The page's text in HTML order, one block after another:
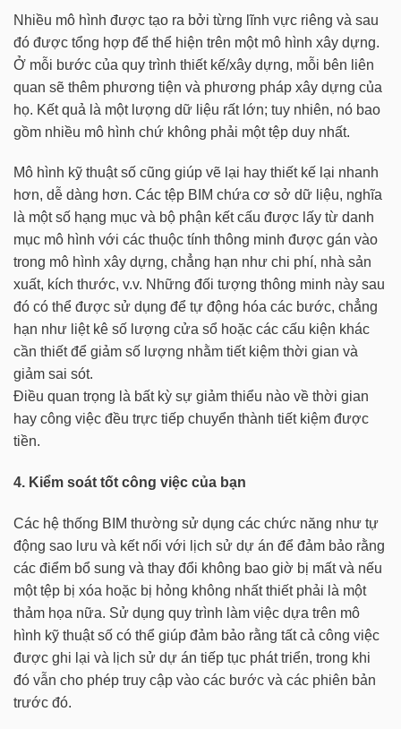
Nhiều mô hình được tạo ra bởi từng lĩnh vực riêng và sau
đó được tổng hợp để thể hiện trên một mô hình xây dựng.
Ở mỗi bước của quy trình thiết kế/xây dựng, mỗi bên liên
quan sẽ thêm phương tiện và phương pháp xây dựng của
họ. Kết quả là một lượng dữ liệu rất lớn; tuy nhiên, nó bao
gồm nhiều mô hình chứ không phải một tệp duy nhất.
Mô hình kỹ thuật số cũng giúp vẽ lại hay thiết kế lại nhanh
hơn, dễ dàng hơn. Các tệp BIM chứa cơ sở dữ liệu, nghĩa
là một số hạng mục và bộ phận kết cấu được lấy từ danh
mục mô hình với các thuộc tính thông minh được gán vào
trong mô hình xây dựng, chẳng hạn như chi phí, nhà sản
xuất, kích thước, v.v. Những đối tượng thông minh này sau
đó có thể được sử dụng để tự động hóa các bước, chẳng
hạn như liệt kê số lượng cửa sổ hoặc các cấu kiện khác
cần thiết để giảm số lượng nhằm tiết kiệm thời gian và
giảm sai sót.
Điều quan trọng là bất kỳ sự giảm thiểu nào về thời gian
hay công việc đều trực tiếp chuyển thành tiết kiệm được
tiền.
4. Kiểm soát tốt công việc của bạn
Các hệ thống BIM thường sử dụng các chức năng như tự
động sao lưu và kết nối với lịch sử dự án để đảm bảo rằng
các điểm bổ sung và thay đổi không bao giờ bị mất và nếu
một tệp bị xóa hoặc bị hỏng không nhất thiết phải là một
thảm họa nữa. Sử dụng quy trình làm việc dựa trên mô
hình kỹ thuật số có thể giúp đảm bảo rằng tất cả công việc
được ghi lại và lịch sử dự án tiếp tục phát triển, trong khi
đó vẫn cho phép truy cập vào các bước và các phiên bản
trước đó.